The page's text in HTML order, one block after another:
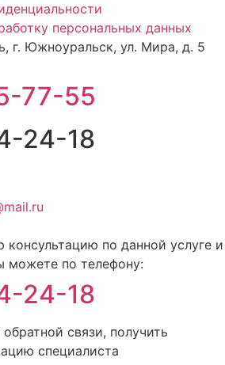
персональных данных
г. Южноуральск, ул. Мира, д. 5
77-55
24-18
по данной услуге и
можете по телефону:
24-18
связи, получить
специалиста